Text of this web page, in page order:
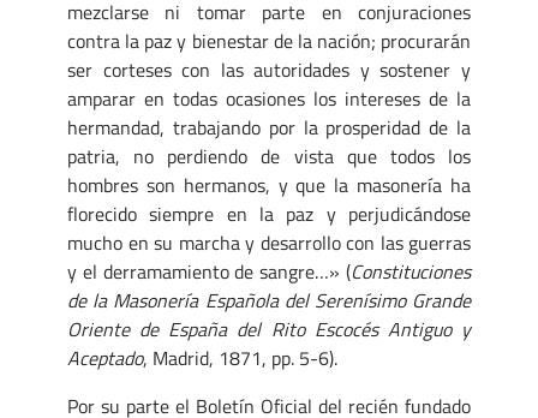
mezclarse ni tomar parte en conjuraciones
contra la paz y bienestar de la nación; procurarán
ser corteses con las autoridades y sostener y
amparar en todas ocasiones los intereses de la
hermandad, trabajando por la prosperidad de la
patria, no perdiendo de vista que todos los
hombres son hermanos, y que la masonería ha
florecido siempre en la paz y perjudicándose
mucho en su marcha y desarrollo con las guerras
y el derramamiento de sangre…» (Constituciones
de la Masonería Española del Serenísimo Grande
Oriente de España del Rito Escocés Antiguo y
Aceptado, Madrid, 1871, pp. 5-6).
Por su parte el Boletín Oficial del recién fundado